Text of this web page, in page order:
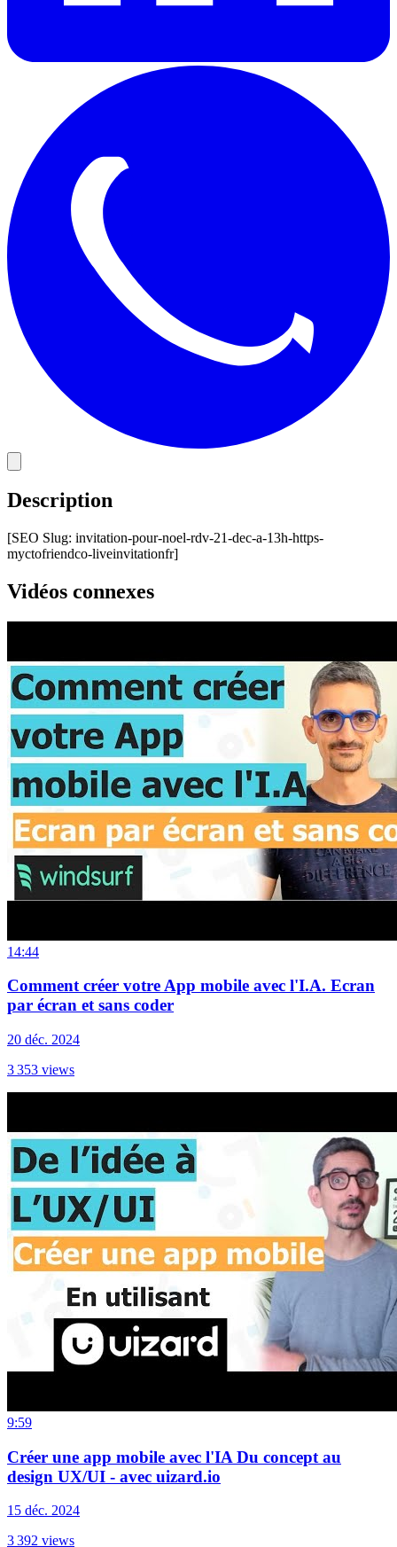
Description
[SEO Slug: invitation-pour-noel-rdv-21-dec-a-13h-https-
myctofriendco-liveinvitationfr]
Vidéos connexes
14:44
Comment créer votre App mobile avec l'I.A. Ecran
par écran et sans coder
20 déc. 2024
3 353 views
9:59
Créer une app mobile avec l'IA Du concept au
design UX/UI - avec uizard.io
15 déc. 2024
3 392 views